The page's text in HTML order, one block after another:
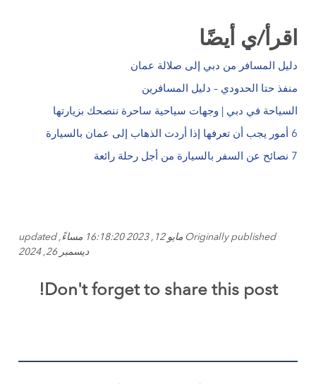
اقرأ/ي أيضًا
دليل المسافر من دبي إلى صلالة عمان
منفذ حتا الحدودي – دليل المسافرين
السياحة في دبي | وجهات سياحية ساحرة ننصحك بزيارتها
6 أمور يجب أن تعرفها إذا أردت الذهاب إلى عمان بالسيارة
7 نصائح عن السفر بالسيارة من أجل رحلة رائعة
Originally published مايو 12, 2023 16:18:20 مساءً, updated
ديسمبر 26, 2024
Don't forget to share this post!